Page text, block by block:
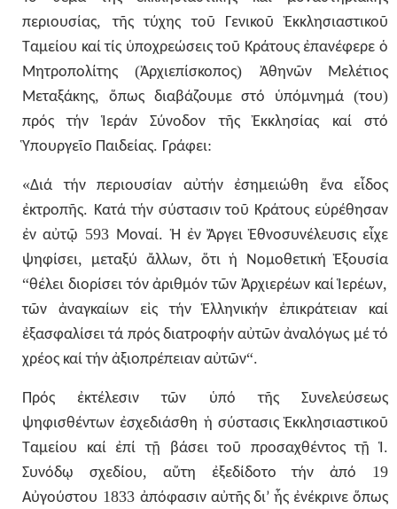
περιουσίας,τῆς τύχης τοῦ Γενικοῦ
Ἐκκλησιαστικοῦ
Ταμείου καί τίς ὑποχρεώσεις τοῦ Κράτους ἐπανέφερε ὁ
Μητροπολίτης (Ἀρχιεπίσκοπος) Ἀθηνῶν
Μελέτιος
Μεταξάκης,ὅπως διαβάζουμε στό ὑπόμνημά(του)
πρός τήν Ἱεράν Σύνοδον τῆς Ἐκκλησίας καί
στό
Ὑπουργεῖο Παιδείας. Γράφει:
«Διά τήν περιουσίαν αὐτήν ἐσημειώθη ἕνα
εἶδος
ἐκτροπῆς. Κατά τήν σύστασιν τοῦ Κράτους εὑρέθησαν
ἐν αὐτῷ 593 Μοναί.Ἡ ἐν Ἄργει Ἐθνοσυνέλευσις εἶχε
ψηφίσει, μεταξύ ἄλλων,ὅτι ἡ Νομοθετική Ἐξουσία
“θέλει διορίσει τόν ἀριθμόν τῶν Ἀρχιερέων καί Ἱερέων,
τῶν ἀναγκαίων εἰς τήν Ἑλληνικήν ἐπικράτειαν
καί
ἐξασφαλίσει τά πρός διατροφήν αὐτῶν ἀναλόγως μέ τό
χρέος καί τήν ἀξιοπρέπειαν αὐτῶν“.
Πρός ἐκτέλεσιν τῶν ὑπό τῆς
Συνελεύσεως
ψηφισθέντων ἐσχεδιάσθη ἡ σύστασις Ἐκκλησιαστικοῦ
Ταμείου
καί ἐπί τῇ βάσει τοῦ προσαχθέντος τῇ Ἱ.
Συνόδῳ σχεδίου, αὕτη ἐξεδίδοτο τήν ἀπό 19
Αὐγούστου 1833 ἀπόφασιν αὐτῆς δι’ ἧς ἐνέκρινε ὅπως